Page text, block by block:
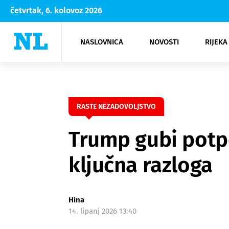
četvrtak, 6. kolovoz 2026
NASLOVNICA NOVOSTI
Rijeka Opatija
NK
Moda
Kultura
RASTE NEZADOVOLJSTVO
Trump gubi
ključna razloga
Hina
14. lipanj 2026 13:40